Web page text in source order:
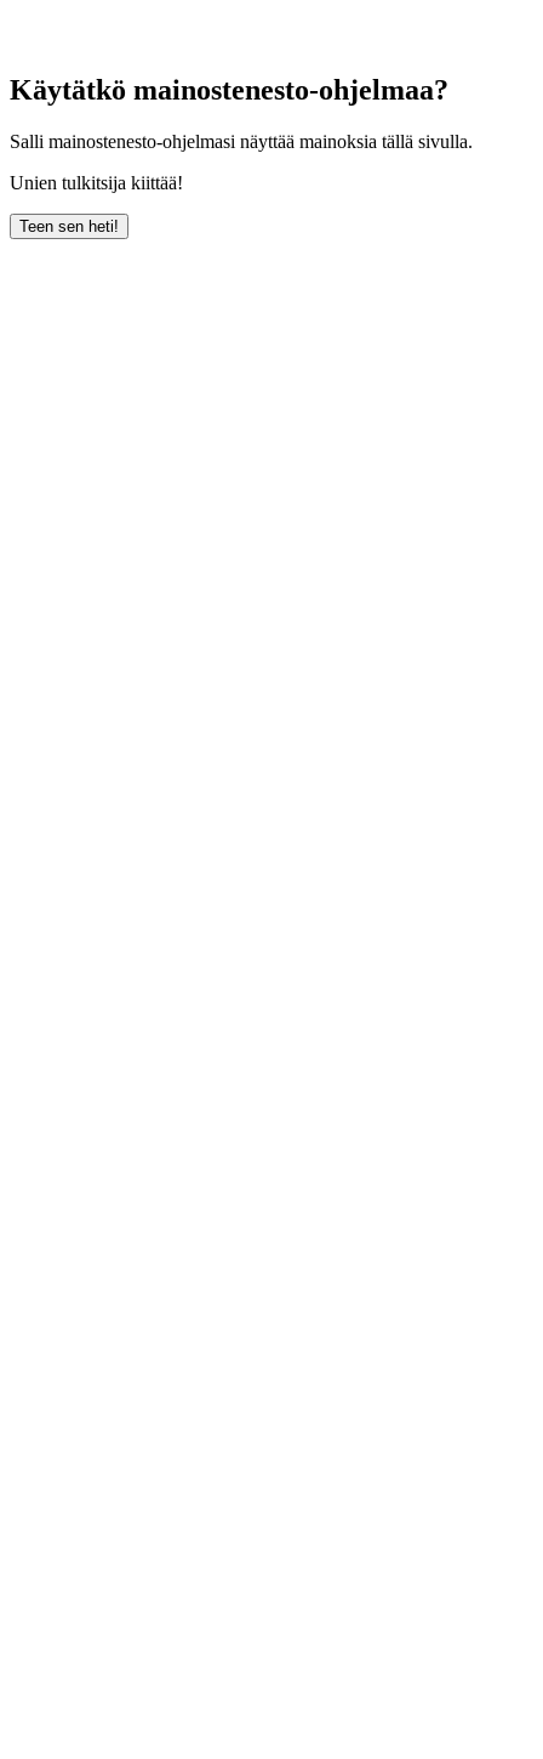
Käytätkö mainostenesto-ohjelmaa?
Salli mainostenesto-ohjelmasi näyttää mainoksia tällä sivulla.
Unien tulkitsija kiittää!
Teen sen heti!